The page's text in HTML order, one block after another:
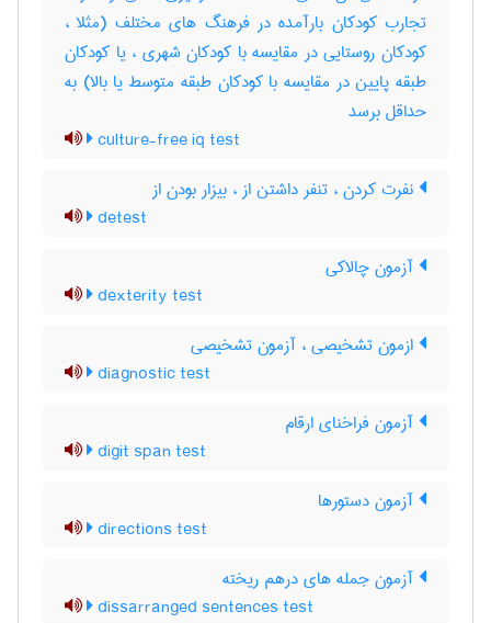
تجارب کودکان بارآمده در فرهنگ های مختلف (مثلا ،
کودکان روستایی در مقایسه با کودکان شهری ، یا کودکان
طبقه پایین در مقایسه با کودکان طبقه متوسط یا بالا) به
حداقل برسد
culture-free iq test
نفرت کردن ، تنفر داشتن از ، بیزار بودن از
detest
آزمون چالاکی
dexterity test
ازمون تشخیصی ، آزمون تشخیصی
diagnostic test
آزمون فراخنای ارقام
digit span test
آزمون دستورها
directions test
آزمون جمله های درهم ریخته
dissarranged sentences test